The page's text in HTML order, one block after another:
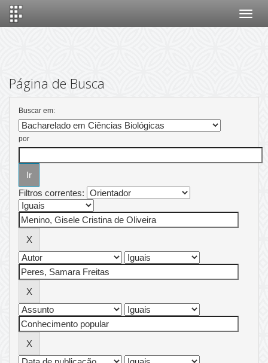
Página de Busca
Buscar em:
por
Filtros correntes: